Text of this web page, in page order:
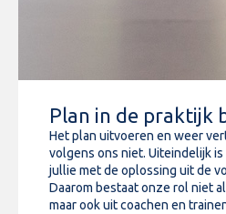
Plan in de praktijk
Het plan uitvoeren en weer
volgens ons niet. Uiteindelijk
jullie met de oplossing uit de
Daarom bestaat onze rol niet
maar ook uit coachen en